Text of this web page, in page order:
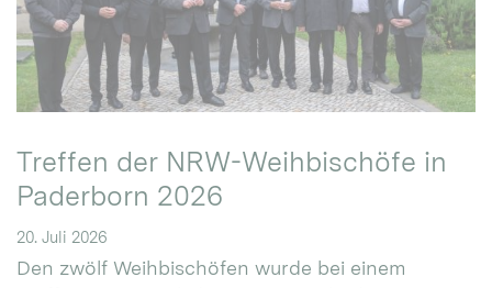
Treffen der NRW-Weihbischöfe in
Paderborn 2026
20. Juli 2026
Den zwölf Weihbischöfen wurde bei einem